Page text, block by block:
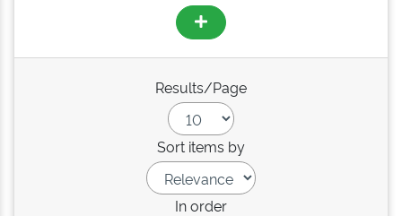
Results/Page
Sort items by
In order